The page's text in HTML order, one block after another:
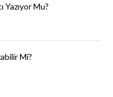
Yazıyor Mu?
Mi?